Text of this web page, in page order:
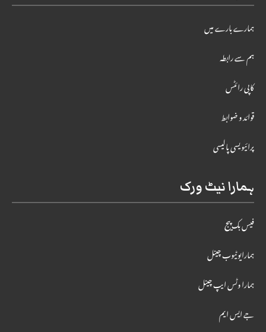
ہمارے بارے میں
ہم سے رابطہ
کاپی رائٹس
قوائد و ضوابط
پرائیویسی پالیسی
ہمارا نیٹ ورک
فیس بک پیج
ہمارایوٹیوب چینل
ہمارا وٹس ایپ چینل
جے ایس ایم